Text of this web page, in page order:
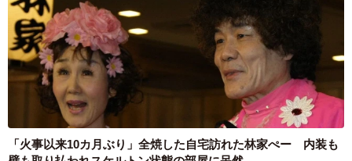
「火事以来10カ月ぶり」全焼した自宅訪れた林家ぺー 内装も